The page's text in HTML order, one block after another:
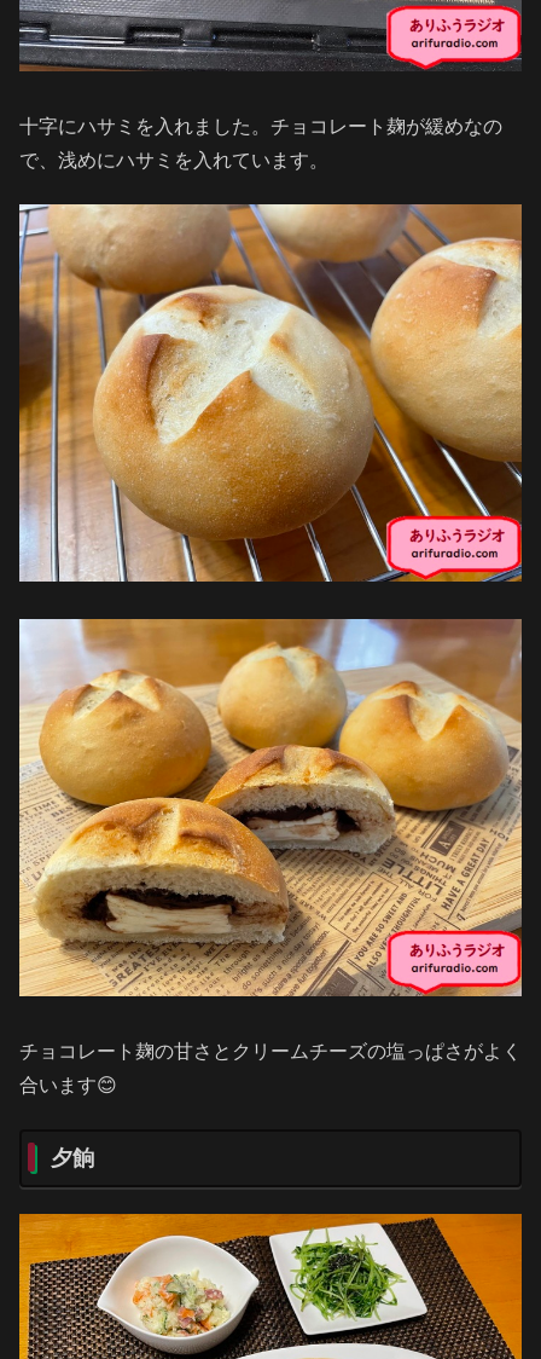
十字にハサミを入れました。チョコレート麹が緩めなの
で、浅めにハサミを入れています。
チョコレート麹の甘さとクリームチーズの塩っぱさがよく
合います😊
夕餉